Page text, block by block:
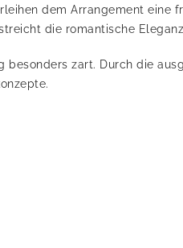
dem Arrangement eine
die romantische
zart. Durch die